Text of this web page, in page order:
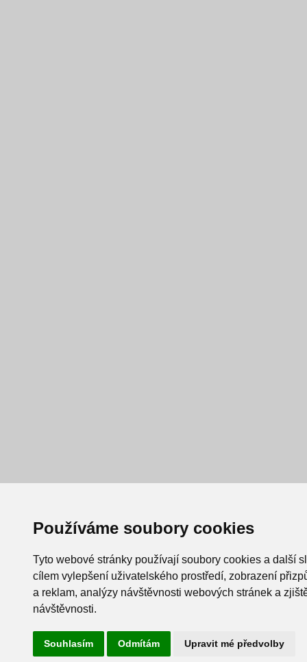
Používáme soubory cookies
Tyto webové stránky používají soubory cookies a další
cílem vylepšení uživatelského prostředí, zobrazení
a reklam, analýzy návštěvnosti webových stránek a
návštěvnosti.
Souhlasím Odmítám Upravit mé předvolby